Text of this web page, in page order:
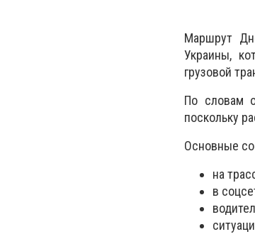
Маршрут
Украины,
грузовой
По словам
поскольку
Основные
на
в